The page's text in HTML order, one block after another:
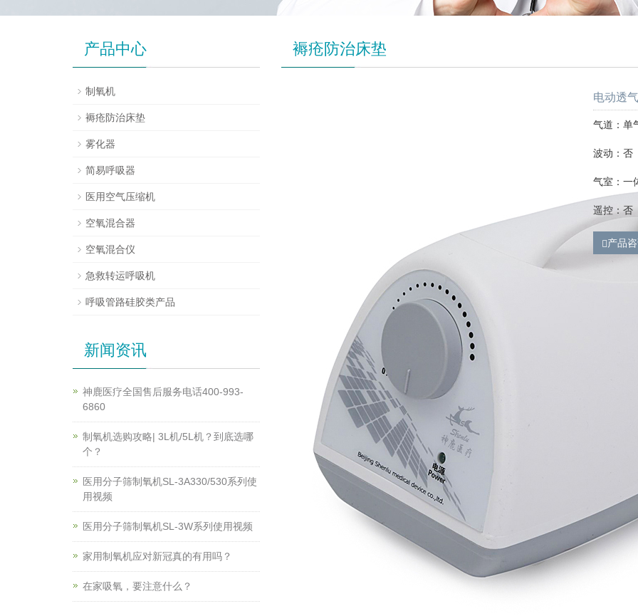
褥疮防治床垫
电动透
气道：单
波动：否
气室：一
遥控：否
产品
产品中心
制氧机
褥疮防治床垫
雾化器
简易呼吸器
医用空气压缩机
空氧混合器
空氧混合仪
急救转运呼吸机
呼吸管路硅胶类产品
新闻资讯
神鹿医疗全国售后服务电话400-993-
6860
制氧机选购攻略| 3L机/5L机？到底选哪
个？
医用分子筛制氧机SL-3A330/530系列使
用视频
医用分子筛制氧机SL-3W系列使用视频
家用制氧机应对新冠真的有用吗？
在家吸氧，要注意什么？